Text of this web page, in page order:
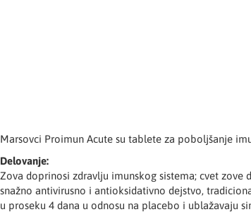
Marsovci Proimun Acute su tablete za poboljšanje
Delovanje:
Zova doprinosi zdravlju imunskog sistema; cvet
snažno antivirusno i antioksidativno dejstvo,
u proseku 4 dana u odnosu na placebo i ublažavaju